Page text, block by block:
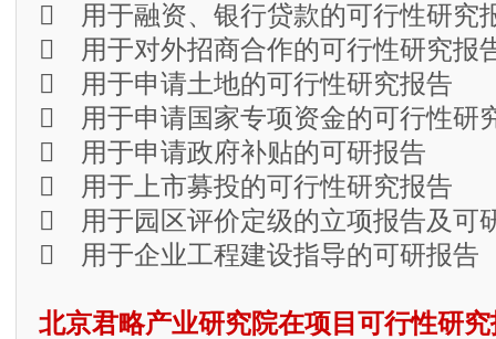
 用于融资、银行贷款的可行性研究
 用于对外招商合作的可行性研究报
 用于申请土地的可行性研究报告
 用于申请国家专项资金的可行性研
 用于申请政府补贴的可研报告
 用于上市募投的可行性研究报告
 用于园区评价定级的立项报告及可
 用于企业工程建设指导的可研报告
北京君略产业研究院在项目可行性研